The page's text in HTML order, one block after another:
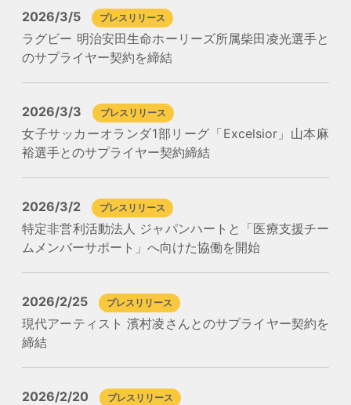
2026/3/5 プレスリリース
ラグビー 明治安田生命ホーリーズ所属柴田凌光選手と
のサプライヤー契約を締結
2026/3/3 プレスリリース
女子サッカーオランダ1部リーグ「Excelsior」山本麻
裕選手とのサプライヤー契約締結
2026/3/2 プレスリリース
特定非営利活動法人 ジャパンハートと「医療支援チー
ムメンバーサポート」へ向けた協働を開始
2026/2/25 プレスリリース
現代アーティスト 濱村凌さんとのサプライヤー契約を
締結
2026/2/20 プレスリリース